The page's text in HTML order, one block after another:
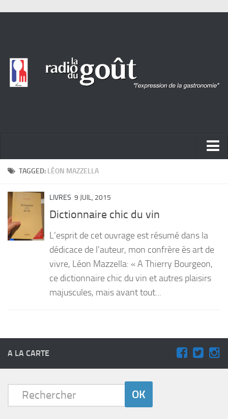
ACTUALITÉ
PORTRAITS
LIVRES
TAGGED: LÉON MAZZELLA
LIVRES 9 JUIL, 2015
Dictionnaire chic du vin
L’esprit de cet ouvrage est résumé dans la
dédicace de l’auteur, mon confrère ès art de
vivre, Léon Mazzella: « A Thierry Bourgeon,
ce dictionnaire chic du vin et autres plaisirs
majuscules, mais avant tout...
A LA CARTE